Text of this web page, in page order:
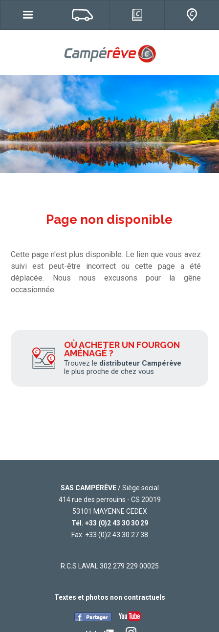
Campereve, Fourgons, véhicules de
loisirs
Page non disponible
Cette page n'est plus disponible. Le lien que vous avez
suivi est peut-être incorrect ou cette page a été
déplacée. Nous nous excusons pour la gêne
occasionnée.
OÙ ACHETER UN FOURGON
AMÉNAGÉ ?
Trouvez le distributeur Campérêve
le plus proche de chez vous
SAS CAMPÉRÊVE/ Siège social
414 rue des perrouins - CS 20019
53101 MAYENNE CEDEX
Tél. +33 (0)2 43 30 30 29
Fax. +33 (0)2 43 30 27 38
R.C.S LAVAL 302 279 229 00025
Textes et photos non contractuels